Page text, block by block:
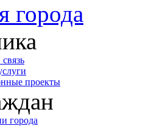
города
проекты
города